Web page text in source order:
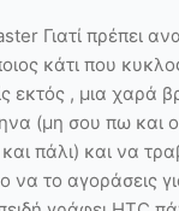
Γιατί πρέπει
κάτι που
εκτός , μια χαρά
(μη σου πω και
πάλι) και να
να το αγοράσεις